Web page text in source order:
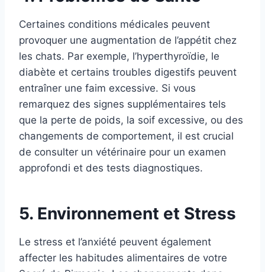
Certaines conditions médicales peuvent
provoquer une augmentation de l’appétit chez
les chats. Par exemple, l’hyperthyroïdie, le
diabète et certains troubles digestifs peuvent
entraîner une faim excessive. Si vous
remarquez des signes supplémentaires tels
que la perte de poids, la soif excessive, ou des
changements de comportement, il est crucial
de consulter un vétérinaire pour un examen
approfondi et des tests diagnostiques.
5. Environnement et Stress
Le stress et l’anxiété peuvent également
affecter les habitudes alimentaires de votre